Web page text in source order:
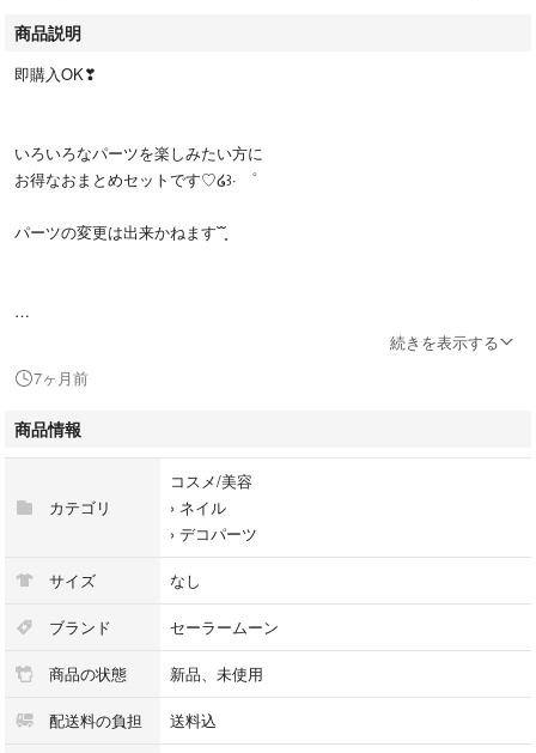
商品説明
即購入OK❣︎
いろいろなパーツを楽しみたい方に
お得なおまとめセットです♡໒꒱· ゜
パーツの変更は出来かねます˘˘̥
#めろんねいるセット
めろんしょっぷおまとめ割有り
1点追加で50円引き
3点目以降は150円引きとなります
::::::::::୨୧::::::::::୨୧::::::::::୨୧:::::::::::
⚠︎!おまとめの場合はタイトルにある
番号をコメントで伝えてください(ˊ⸝⸝o̴̶̷ ̫ o̴̶̷⸝⸝ˋ)
続きを表示する
7ヶ月前
商品情報
カテゴリ
コスメ/美容
› ネイル
› デコパーツ
サイズ なし
ブランド セーラームーン
商品の状態 新品、未使用
配送料の負担 送料込